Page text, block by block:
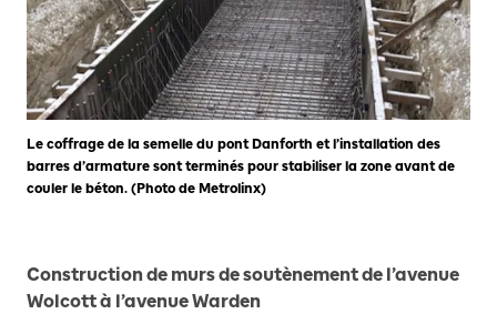
Le coffrage de la semelle du pont Danforth et l’installation des
barres d’armature sont terminés pour stabiliser la zone avant de
couler le béton. (Photo de Metrolinx)
Construction de murs de soutènement de l’avenue
Wolcott à l’avenue Warden